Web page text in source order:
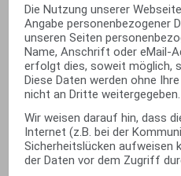
Die Nutzung unserer
Angabe personenbezogener
unseren Seiten
Name, Anschrift oder eMail-
erfolgt dies, soweit möglich,
Diese Daten werden ohne
nicht an Dritte weitergegeben.
Wir weisen darauf hin, dass
Internet (z.B. bei der
Sicherheitslücken aufweisen
der Daten vor dem Zugriff